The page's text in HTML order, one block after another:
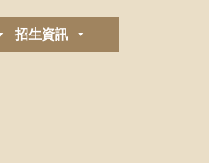
招生資訊